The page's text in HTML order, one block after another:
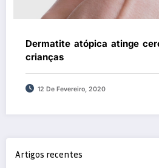
Dermatite atópica atinge
crianças
12 De Fevereiro, 2020
Artigos recentes